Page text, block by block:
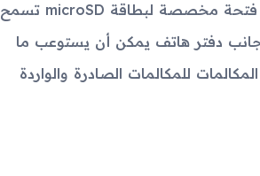
الذين يحتاجون إلى وظائف الاتصال الأساسية. يحتوي الجهاز على فتحة مخصصة لبطاقة microSD تسمح
دفتر هاتف يمكن أن يستوعب ما
المكالمات للمكالمات الصادرة والواردة